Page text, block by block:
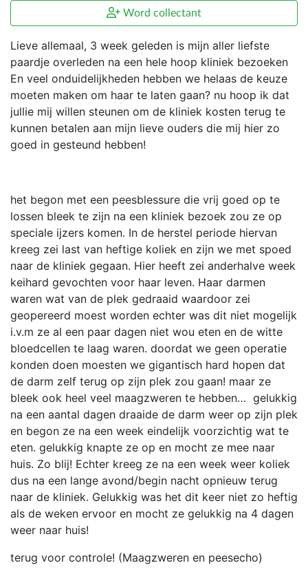
Word collectant
Lieve allemaal, 3 week geleden is mijn aller liefste
paardje overleden na een hele hoop kliniek bezoeken
En veel onduidelijkheden hebben we helaas de keuze
moeten maken om haar te laten gaan? nu hoop ik dat
jullie mij willen steunen om de kliniek kosten terug te
kunnen betalen aan mijn lieve ouders die mij hier zo
goed in gesteund hebben!
het begon met een peesblessure die vrij goed op te
lossen bleek te zijn na een kliniek bezoek zou ze op
speciale ijzers komen. In de herstel periode hiervan
kreeg zei last van heftige koliek en zijn we met spoed
naar de kliniek gegaan. Hier heeft zei anderhalve week
keihard gevochten voor haar leven. Haar darmen
waren wat van de plek gedraaid waardoor zei
geopereerd moest worden echter was dit niet mogelijk
i.v.m ze al een paar dagen niet wou eten en de witte
bloedcellen te laag waren. doordat we geen operatie
konden doen moesten we gigantisch hard hopen dat
de darm zelf terug op zijn plek zou gaan! maar ze
bleek ook heel veel maagzweren te hebben… gelukkig
na een aantal dagen draaide de darm weer op zijn plek
en begon ze na een week eindelijk voorzichtig wat te
eten. gelukkig knapte ze op en mocht ze mee naar
huis. Zo blij! Echter kreeg ze na een week weer koliek
dus na een lange avond/begin nacht opnieuw terug
naar de kliniek. Gelukkig was het dit keer niet zo heftig
als de weken ervoor en mocht ze gelukkig na 4 dagen
weer naar huis!
terug voor controle! (Maagzweren en peesecho)